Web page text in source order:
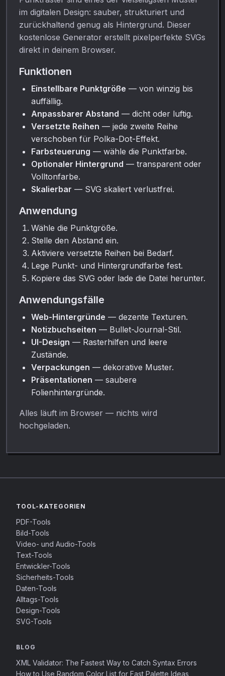
im digitalen Design: sauber, strukturiert und
zurückhaltend genug als Hintergrund. Dieser
kostenlose Generator erstellt pixelperfekte SVGs
direkt in deinem Browser.
Funktionen
Einstellbare Punktgröße — von winzig bis
auffällig.
Anpassbarer Abstand — dicht oder luftig.
Versetzte Reihen — jede zweite Reihe
verschoben für Polka-Dot-Effekt.
Farbsteuerung — wähle die Punktfarbe.
Optionaler Hintergrund — transparent oder
Volltonfarbe.
Skalierbar — SVG skaliert verlustfrei.
Anwendung
Wähle die Punktgröße.
Stelle den Abstand ein.
Aktiviere versetzte Reihen bei Bedarf.
Lege Punkt- und Hintergrundfarbe fest.
Kopiere das SVG oder lade die Datei herunter.
Anwendungsfälle
Web-Hintergründe — dezente Texturen.
Notizbuchseiten — Bullet-Journal-Stil.
UI-Design — Rasterhilfen und leere
Zustände.
Verpackungen — dekorative Muster.
Präsentationen — saubere
Folienhintergründe.
Alles läuft im Browser — nichts wird
hochgeladen.
TOOL-KATEGORIEN
PDF-Tools
Bild-Tools
Video- und Audio-Tools
Text-Tools
Entwickler-Tools
Sicherheits-Tools
Daten-Tools
Alltags-Tools
Design-Tools
SVG-Tools
BLOG
XML Validator: The Fastest Way to Catch Syntax Errors
How to Use Random Color List for Fast Palette Ideas